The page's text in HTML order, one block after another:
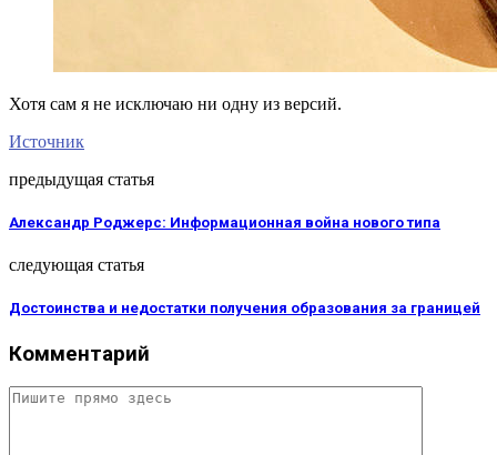
Хотя сам я не исключаю ни одну из версий.
Источник
предыдущая статья
Александр Роджерс: Информационная война нового типа
следующая статья
Достоинства и недостатки получения образования за границей
Комментарий